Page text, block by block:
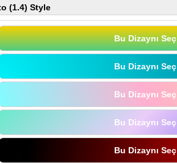
(1.4) Style
Bu Dizaynı Seç
Bu Dizaynı Seç
Bu Dizaynı Seç
Bu Dizaynı Seç
Bu Dizaynı Seç